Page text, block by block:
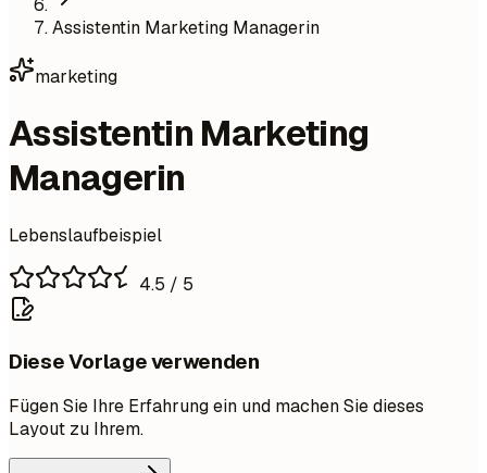
Assistentin Marketing Managerin
marketing
Assistentin Marketing
Managerin
Lebenslaufbeispiel
4.5 / 5
Diese Vorlage verwenden
Fügen Sie Ihre Erfahrung ein und machen Sie dieses
Layout zu Ihrem.